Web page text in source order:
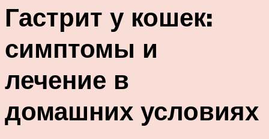
Гастрит у кошек:
симптомы и
лечение в
домашних условиях